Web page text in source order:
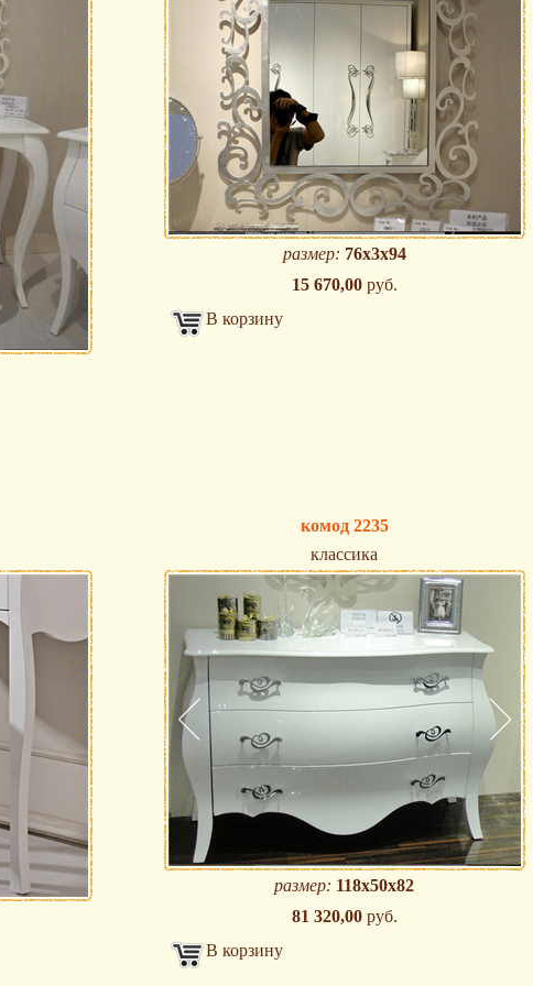
размер: 76х3х94
15 670,00руб.
В корзину
комод 2235
классика
размер: 118х50х82
81 320,00руб.
В корзину